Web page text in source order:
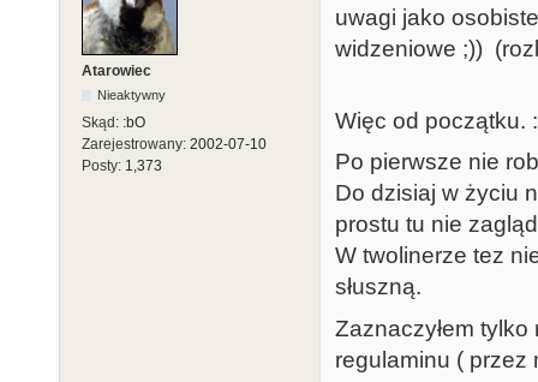
Atarowiec
Nieaktywny
Skąd: :bO
Zarejestrowany: 2002-07-10
Posty: 1,373
uwagi jako
widzeniowe ;))
Więc od początku. :
Po pierwsze nie
Do dzisiaj w życiu
prostu tu nie
W twolinerze tez
słuszną.
Zaznaczyłem
regulaminu ( przez